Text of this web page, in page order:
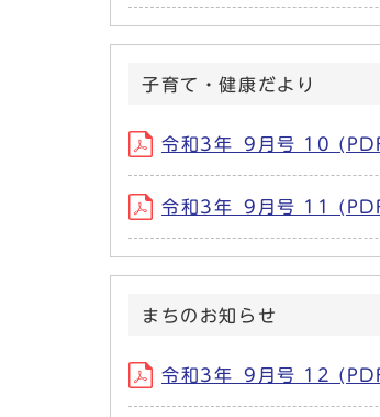
子育て・健康だより
令和3年_9月号 10
令和3年_9月号 11
まちのお知らせ
令和3年_9月号 12